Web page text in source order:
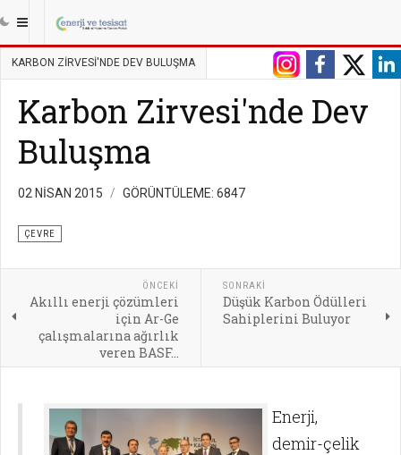
||| ANASAYFA ENERJI
KARBON ZIRVESI'NDE DEV BULUŞMA
Karbon Zirvesi'nde Dev
Buluşma
02 NISAN 2015 GÖRÜNTÜLEME: 6847
ÇEVRE
ÖNCEKI
Akıllı enerji çözümleri
için Ar-Ge
çalışmalarına ağırlık
veren BASF...
SONRAKI
Düşük Karbon Ödülleri
Sahiplerini Buluyor
Enerji,
demir-çelik